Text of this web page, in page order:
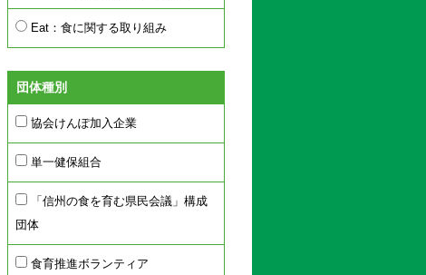
Eat：食に関する取り組み
団体種別
協会けんぽ加入企業
単一健保組合
「信州の食を育む県民会議」構成
団体
食育推進ボランティア